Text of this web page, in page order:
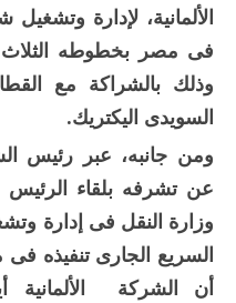
الألمانية، لإدارة وتشغيل
وذلك بالشراكة مع
السويدى اليكتريك.
ومن جانبه، عبر رئيس
عن تشرفه بلقاء الرئيس
وزارة النقل فى إدارة
السريع الجارى تنفيذه
أن الشركة الألمانية